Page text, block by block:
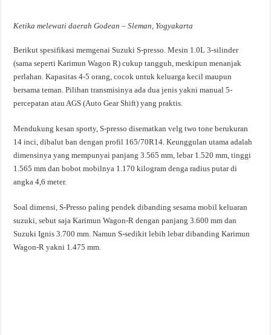
Ketika melewati daerah Godean – Sleman, Yogyakarta
Berikut spesifikasi memgenai Suzuki S-presso. Mesin 1.0L 3-silinder
(sama seperti Karimun Wagon R) cukup tangguh, meskipun menanjak
perlahan. Kapasitas 4-5 orang, cocok untuk keluarga kecil maupun
bersama teman. Pilihan transmisinya ada dua jenis yakni manual 5-
percepatan atau AGS (Auto Gear Shift) yang praktis.
Mendukung kesan sporty, S-presso disematkan velg two tone berukuran
14 inci, dibalut ban dengan profil 165/70R14. Keunggulan utama adalah
dimensinya yang mempunyai panjang 3.565 mm, lebar 1.520 mm, tinggi
1.565 mm dan bobot mobilnya 1.170 kilogram denga radius putar di
angka 4,6 meter.
Soal dimensi, S-Presso paling pendek dibanding sesama mobil keluaran
suzuki, sebut saja Karimun Wagon-R dengan panjang 3.600 mm dan
Suzuki Ignis 3.700 mm. Namun S-sedikit lebih lebar dibanding Karimun
Wagon-R yakni 1.475 mm.